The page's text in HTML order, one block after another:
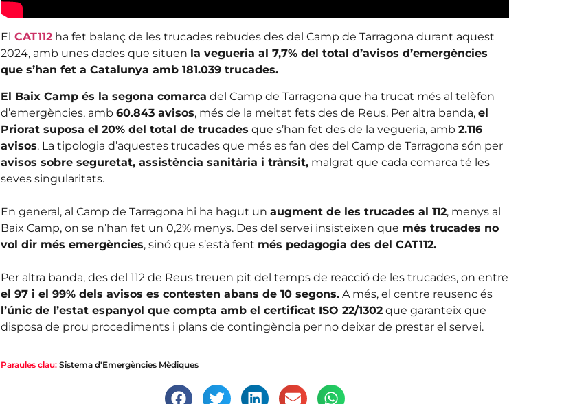
El CAT112ha fet balanç de les trucades rebudes des del Camp de Tarragona durant aquest
2024, amb unes dades que situen la vegueria al 7,7% del total d’avisos d’emergències
que s’han fet a Catalunya amb 181.039 trucades.
El Baix Camp és la segona comarca del Camp de Tarragona que ha trucat més al telèfon
d’emergències, amb 60.843 avisos, més de la meitat fets des de Reus. Per altra banda, el
Priorat suposa el 20% del total de trucades que s’han fet des de la vegueria, amb 2.116
avisos. La tipologia d’aquestes trucades que més es fan des del Camp de Tarragona són per
avisos sobre seguretat, assistència sanitària i trànsit,malgrat que cada comarca té les
seves singularitats.
En general, al Camp de Tarragona hi ha hagut un augment de les trucades al 112, menys al
Baix Camp, on se n’han fet un 0,2% menys. Des del servei insisteixen que més trucades no
vol dir més emergències, sinó que s’està fent més pedagogia des del CAT112.
Per altra banda, des del 112 de Reus treuen pit del temps de reacció de les trucades, on entre
el 97 i el 99% dels avisos es contesten abans de 10 segons.A més, el centre reusenc és
l’únic de l’estat espanyol que compta amb el certificat ISO 22/1302que garanteix que
disposa de prou procediments i plans de contingència per no deixar de prestar el servei.
Paraules clau: Sistema d'Emergències Mèdiques